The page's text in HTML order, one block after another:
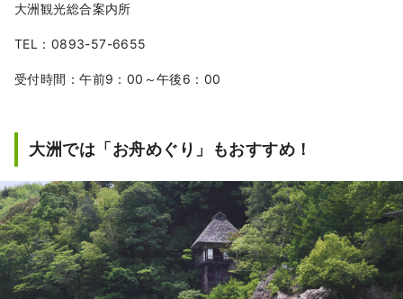
大洲観光総合案内所
TEL：0893-57-6655
受付時間：午前9：00～午後6：00
大洲では「お舟めぐり」もおすすめ！